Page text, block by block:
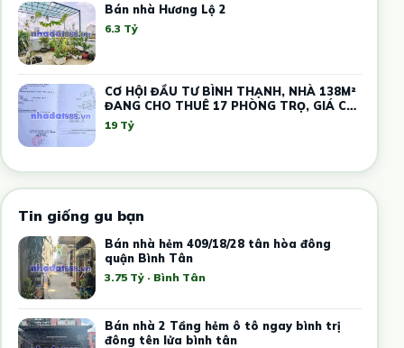
Bán nhà Hương Lộ 2
6.3 Tỷ
CƠ HỘI ĐẦU TƯ BÌNH THẠNH, NHÀ 138M²
ĐANG CHO THUÊ 17 PHÒNG TRỌ, GIÁ CHỈ
19 TỶ
19 Tỷ
Tin giống gu bạn
Bán nhà hẻm 409/18/28 tân hòa đông
quận Bình Tân
3.75 Tỷ · Bình Tân
Bán nhà 2 Tầng hẻm ô tô ngay bình trị
đông tên lửa bình tân